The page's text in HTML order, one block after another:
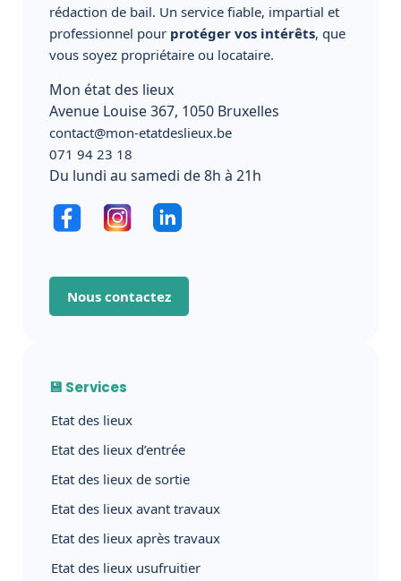
rédaction de bail. Un service fiable, impartial et
professionnel pour protéger vos intérêts, que
vous soyez propriétaire ou locataire.
Mon état des lieux
Avenue Louise 367, 1050 Bruxelles
contact@mon-etatdeslieux.be
071 94 23 18
Du lundi au samedi de 8h à 21h
Nous contactez
💾 Services
Etat des lieux
Etat des lieux d’entrée
Etat des lieux de sortie
Etat des lieux avant travaux
Etat des lieux après travaux
Etat des lieux usufruitier